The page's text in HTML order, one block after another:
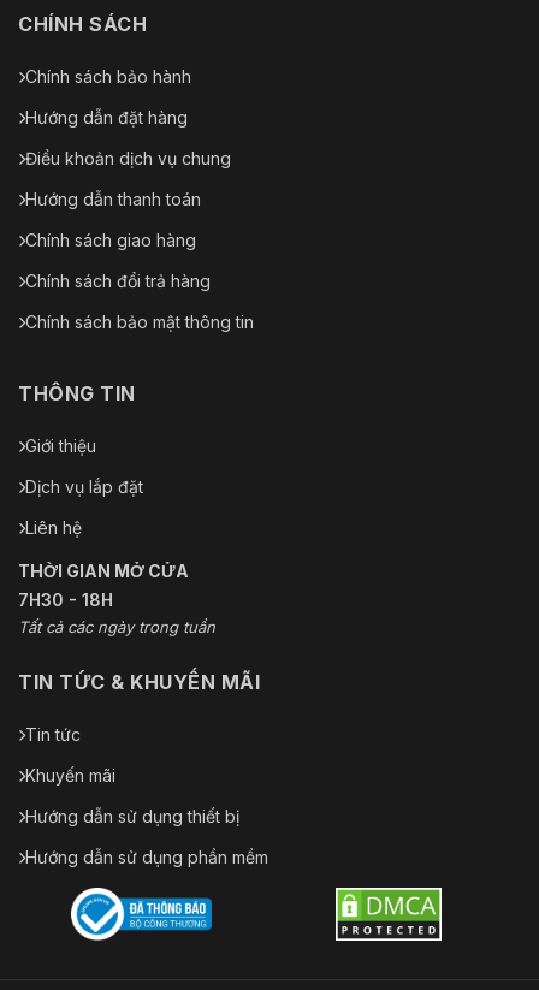
CHÍNH SÁCH
Chính sách bảo hành
Hướng dẫn đặt hàng
Điều khoản dịch vụ chung
Hướng dẫn thanh toán
Chính sách giao hàng
Chính sách đổi trả hàng
Chính sách bảo mật thông tin
THÔNG TIN
Giới thiệu
Dịch vụ lắp đặt
Liên hệ
THỜI GIAN MỞ CỬA
7H30 - 18H
Tất cả các ngày trong tuần
TIN TỨC & KHUYẾN MÃI
Tin tức
Khuyến mãi
Hướng dẫn sử dụng thiết bị
Hướng dẫn sử dụng phần mềm